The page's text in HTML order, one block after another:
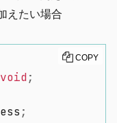
えたい場合
void;
;
COPY